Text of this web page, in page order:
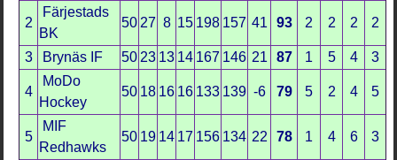
2
Färjestads
BK
50 27 8 15 198 157 41 93 2 2 2 2
3 Brynäs IF 50 23 13 14 167 146 21 87 1 5 4 3
4
MoDo
Hockey
50 18 16 16 133 139 -6 79 5 2 4 5
5
MIF
Redhawks
50 19 14 17 156 134 22 78 1 4 6 3